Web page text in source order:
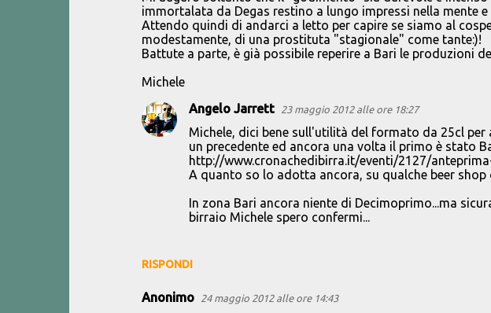
immortalata da Degas restino a lungo impressi nella mente
Attendo quindi di andarci a letto per capire se siamo al
modestamente, di una prostituta "stagionale" come tante:)!
Battute a parte, è già possibile reperire a Bari le produzioni
Michele
RISPONDI
Angelo Jarrett 23 maggio 2012 alle ore 18:27
Michele, dici bene sull'utilità del formato da 25cl per
un precedente ed ancora una volta il primo è stato
http://www.cronachedibirra.it/eventi/2127/
A quanto so lo adotta ancora, su qualche beer shop
In zona Bari ancora niente di Decimoprimo...ma
birraio Michele spero confermi...
Anonimo 24 maggio 2012 alle ore 14:43